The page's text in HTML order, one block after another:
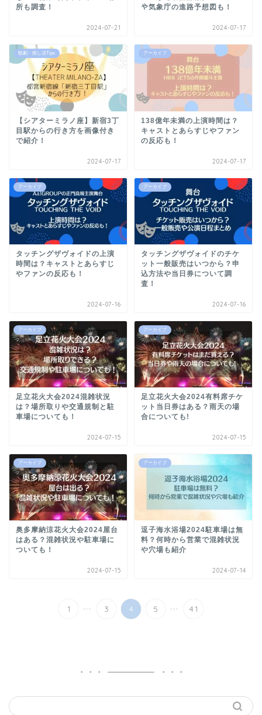
所も調査！
2024-07-21
や気象庁の進路予想図も！
2024-07-17
観劇・推し活Tips
【シアターミラノ座】新宿3丁
目駅からの行き方を画像付き
で紹介！
2024-07-17
アーカイブ
138億年未満の上演時間は？
キャストとあらすじやファン
の反応も！
2024-07-17
アーカイブ
タッチングザヴォイドの上演
時間は？キャストとあらすじ
やファンの反応も！
2024-07-16
アーカイブ
タッチングザヴォイドのチケ
ット一般販売はいつから？申
込方法や当日券について調
査！
2024-07-16
アーカイブ
足立花火大会2024混雑状況
は？場所取りや交通規制と駐
車場についても！
2024-07-15
アーカイブ
足立花火大会2024有料席チケ
ット当日券はある？雨天の場
合についても!
2024-07-15
アーカイブ
奥多摩納涼花火大会2024屋台
はある？混雑状況や駐車場に
ついても！
2024-07-15
アーカイブ
逗子海水浴場2024駐車場は無
料？何時から営業で混雑状況
や穴場も紹介
2024-07-14
1 ... 3 4 5 ... 41